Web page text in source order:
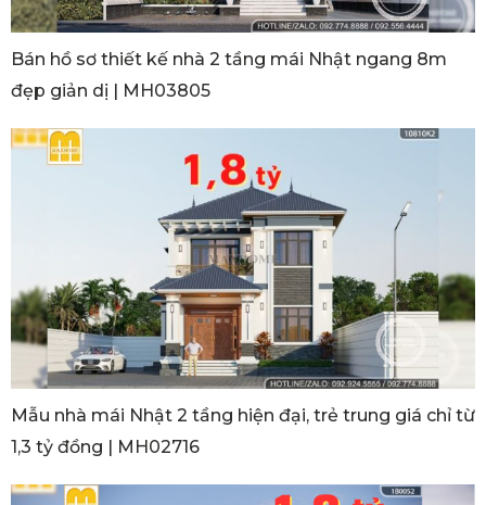
Bán hồ sơ thiết kế nhà 2 tầng mái Nhật ngang 8m
đẹp giản dị | MH03805
Mẫu nhà mái Nhật 2 tầng hiện đại, trẻ trung giá chỉ từ
1,3 tỷ đồng | MH02716